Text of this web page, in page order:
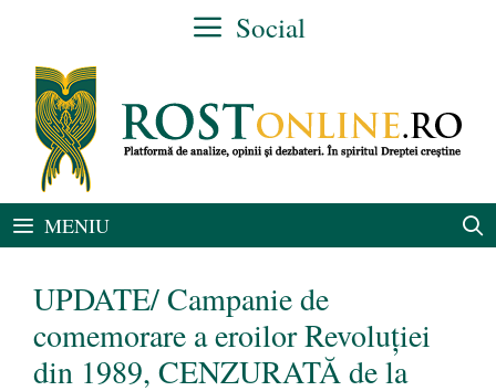
conținut
Social
MENIU
UPDATE/ Campanie de
comemorare a eroilor Revoluției
din 1989, CENZURATĂ de la